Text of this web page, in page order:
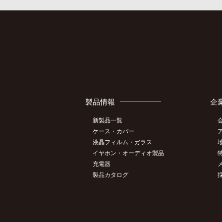
製品情報
新製品一覧
ケース・カバー
液晶フィルム・ガラス
イヤホン・オーディオ製品
充電器
製品カタログ
企